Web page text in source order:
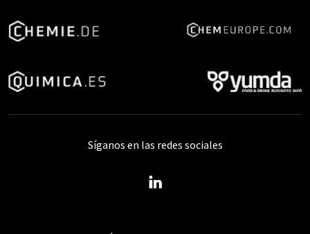
Síganos en las redes sociales